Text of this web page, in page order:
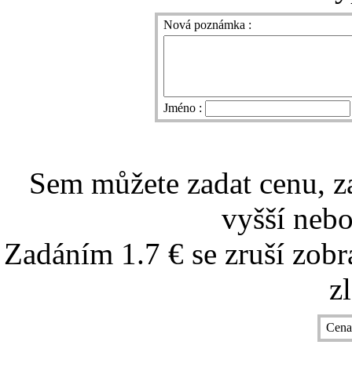
Nová poznámka :
Jméno :
Sem můžete zadat cenu,
vyšší
Zadáním 1.7 € se zruší